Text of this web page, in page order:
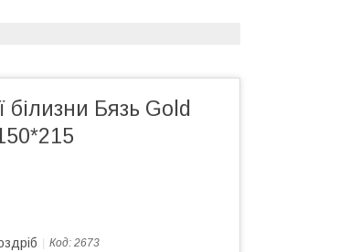
білизни Бязь Gold
Код: 2673